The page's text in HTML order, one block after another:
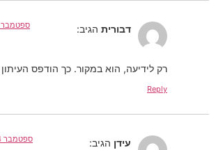
דבורית הגיב: ספטמבר 23, 2006 בשעה 8:03 pm
רק לידיעה, הוא במקור. כך הודפס העיתון
Reply
עידן הגיב: ספטמבר 24, 2006 בשעה 10:39 am